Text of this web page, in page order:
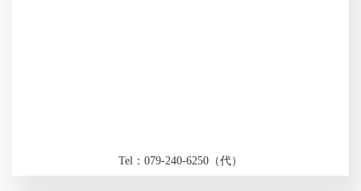
Tel：079-240-6250（代）